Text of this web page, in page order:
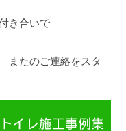
き合いで
をスタ